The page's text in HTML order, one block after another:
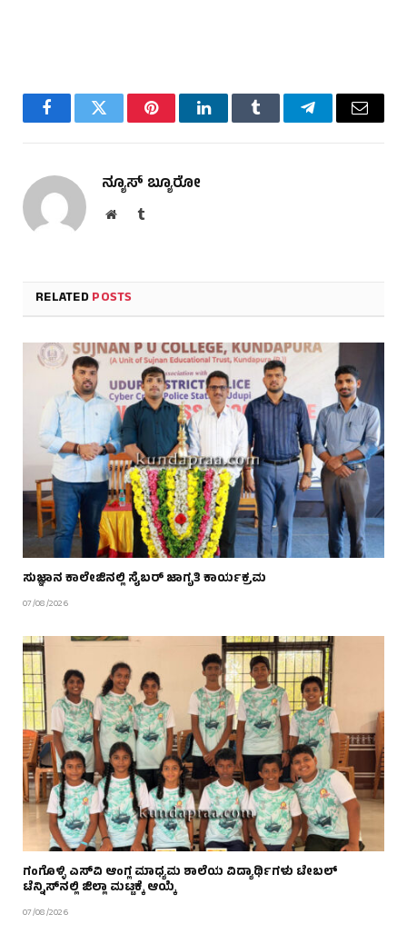
FacebookTwitter PinterestLinkedInTumblr TelegramEmail
ನ್ಯೂಸ್ ಬ್ಯೂರೋ
WebsiteTumblr
RELATEDPOSTS
ಸುಜ್ಞಾನ ಕಾಲೇಜಿನಲ್ಲಿ ಸೈಬರ್ ಜಾಗೃತಿ ಕಾರ್ಯಕ್ರಮ
07/08/2026
ಗಂಗೊಳ್ಳಿ ಎಸ್‌ವಿ ಆಂಗ್ಲ ಮಾಧ್ಯಮ ಶಾಲೆಯ ವಿದ್ಯಾರ್ಥಿಗಳು ಟೇಬಲ್‌
ಟೆನ್ನಿಸ್‌ನಲ್ಲಿ ಜಿಲ್ಲಾ ಮಟ್ಟಕ್ಕೆ ಆಯ್ಕೆ
07/08/2026